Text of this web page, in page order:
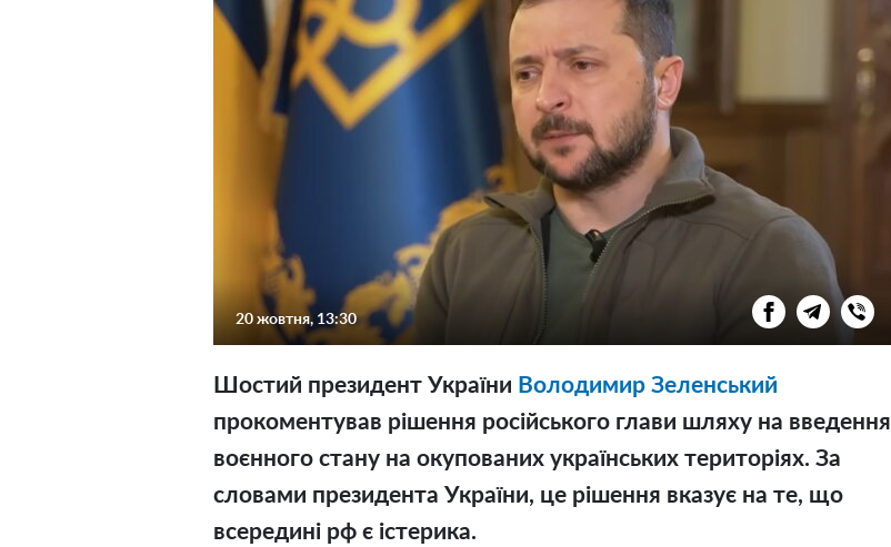
20 жовтня, 13:30
Шостий президент України Володимир Зеленський
прокоментував рішення російського глави шляху на введення
воєнного стану на окупованих українських територіях. За
словами президента України, це рішення вказує на те, що
всередині рф є істерика.